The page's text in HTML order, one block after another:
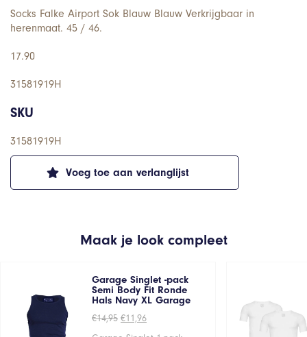
Voeg toe aan verlanglijst
Socks Falke Airport Sok Blauw Blauw Verkrijgbaar in
herenmaat. 45 / 46.
17.90
31581919H
SKU
31581919H
Maak je look compleet
Garage Singlet -pack
Semi Body Fit Ronde
Hals Navy XL Garage
€14,95 Oorspronkelijke
€11,96Huidige